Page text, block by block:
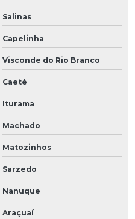
Salinas
Capelinha
Visconde do Rio Branco
Caeté
Iturama
Machado
Matozinhos
Sarzedo
Nanuque
Araçuaí